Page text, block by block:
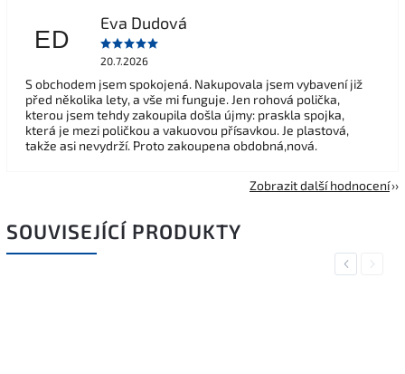
ED
Eva Dudová
20.7.2026
S obchodem jsem spokojená. Nakupovala jsem vybavení již
před několika lety, a vše mi funguje. Jen rohová polička,
kterou jsem tehdy zakoupila došla újmy: praskla spojka,
která je mezi poličkou a vakuovou přísavkou. Je plastová,
takže asi nevydrží. Proto zakoupena obdobná,nová.
Zobrazit další hodnocení
SOUVISEJÍCÍ PRODUKTY
PreviousNext